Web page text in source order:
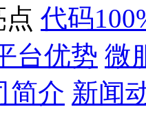
代码
台优势 微
简介 新闻